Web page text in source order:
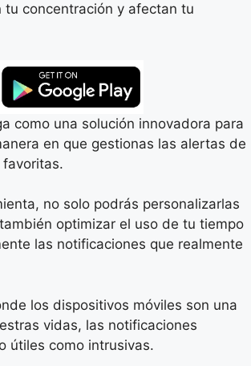
tu concentración y afectan tu
como una solución innovadora para
en que gestionas las alertas de
no solo podrás personalizarlas
optimizar el uso de tu tiempo
las notificaciones que realmente
los dispositivos móviles son una
vidas, las notificaciones
útiles como intrusivas.